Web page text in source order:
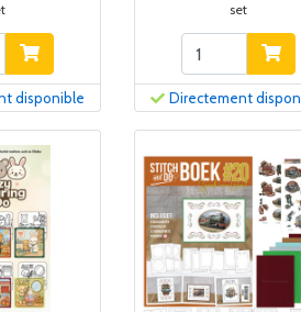
disponible
set
Directement